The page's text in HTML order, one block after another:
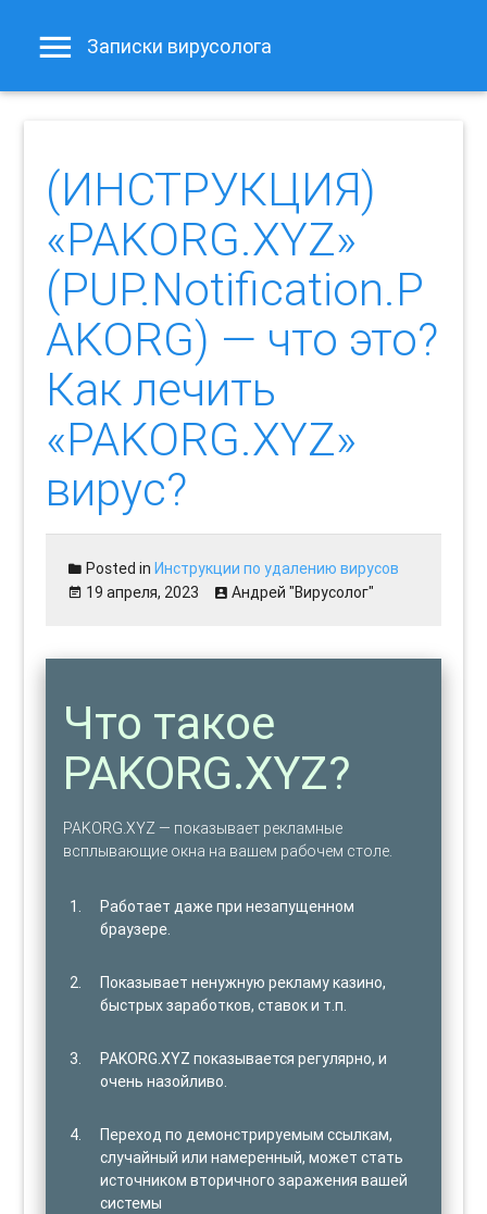
Записки вирусолога
(ИНСТРУКЦИЯ)
«PAKORG.XYZ»
(PUP.Notification.P
AKORG) — что это?
Как лечить
«PAKORG.XYZ»
вирус?
Posted inИнструкции по удалению вирусов
19 апреля, 2023
Андрей "Вирусолог"
Что такое
PAKORG.XYZ?
PAKORG.XYZ — показывает рекламные
всплывающие окна на вашем рабочем столе.
Работает даже при незапущенном
браузере.
Показывает ненужную рекламу казино,
быстрых заработков, ставок и т.п.
PAKORG.XYZ показывается регулярно, и
очень назойливо.
Переход по демонстрируемым ссылкам,
случайный или намеренный, может стать
источником вторичного заражения вашей
системы